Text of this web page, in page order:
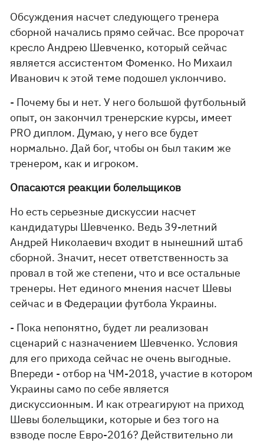
Обсуждения насчет следующего тренера
сборной начались прямо сейчас. Все пророчат
кресло Андрею Шевченко, который сейчас
является ассистентом Фоменко. Но Михаил
Иванович к этой теме подошел уклончиво.
- Почему бы и нет. У него большой футбольный
опыт, он закончил тренерские курсы, имеет
PRO диплом. Думаю, у него все будет
нормально. Дай бог, чтобы он был таким же
тренером, как и игроком.
Опасаются реакции болельщиков
Но есть серьезные дискуссии насчет
кандидатуры Шевченко. Ведь 39-летний
Андрей Николаевич входит в нынешний штаб
сборной. Значит, несет ответственность за
провал в той же степени, что и все остальные
тренеры. Нет единого мнения насчет Шевы
сейчас и в Федерации футбола Украины.
- Пока непонятно, будет ли реализован
сценарий с назначением Шевченко. Условия
для его прихода сейчас не очень выгодные.
Впереди - отбор на ЧМ-2018, участие в котором
Украины само по себе является
дискуссионным. И как отреагируют на приход
Шевы болельщики, которые и без того на
взводе после Евро-2016? Действительно ли